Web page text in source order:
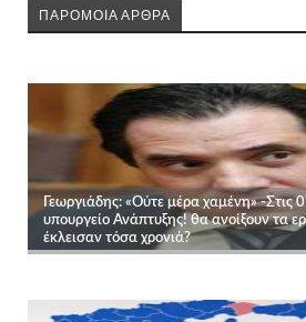
ΠΑΡΟΜΟΙΑ ΑΡΘΡΑ